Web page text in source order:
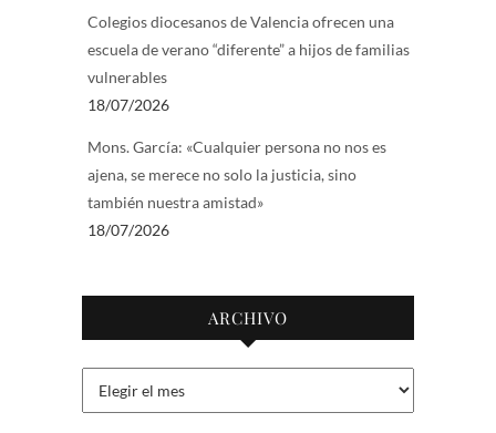
Colegios diocesanos de Valencia ofrecen una
escuela de verano “diferente” a hijos de familias
vulnerables
18/07/2026
Mons. García: «Cualquier persona no nos es
ajena, se merece no solo la justicia, sino
también nuestra amistad»
18/07/2026
ARCHIVO